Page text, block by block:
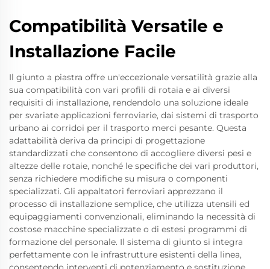
Compatibilità Versatile e
Installazione Facile
Il giunto a piastra offre un'eccezionale versatilità grazie alla
sua compatibilità con vari profili di rotaia e ai diversi
requisiti di installazione, rendendolo una soluzione ideale
per svariate applicazioni ferroviarie, dai sistemi di trasporto
urbano ai corridoi per il trasporto merci pesante. Questa
adattabilità deriva da principi di progettazione
standardizzati che consentono di accogliere diversi pesi e
altezze delle rotaie, nonché le specifiche dei vari produttori,
senza richiedere modifiche su misura o componenti
specializzati. Gli appaltatori ferroviari apprezzano il
processo di installazione semplice, che utilizza utensili ed
equipaggiamenti convenzionali, eliminando la necessità di
costose macchine specializzate o di estesi programmi di
formazione del personale. Il sistema di giunto si integra
perfettamente con le infrastrutture esistenti della linea,